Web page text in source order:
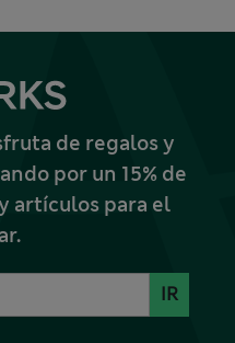
de regalos y
por un 15% de
artículos para el
IR